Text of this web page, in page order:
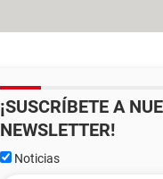
¡SUSCRÍBETE A
NEWSLETTER!
Noticias